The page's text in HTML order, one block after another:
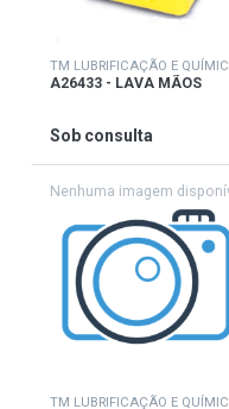
A26433 - LAVA MÃOS
Sob consulta